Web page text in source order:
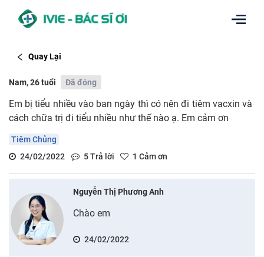
Quay Lại
Nam, 26 tuổi Đã đóng
Em bị tiểu nhiều vào ban ngày thì có nên đi tiêm vacxin và
cách chữa trị đi tiểu nhiều như thế nào ạ. Em cảm ơn
Tiêm Chủng
24/02/2022
5Trả lời 1 Cảm ơn
Nguyễn Thị Phương Anh
Chào em
24/02/2022